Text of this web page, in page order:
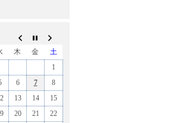
木 金
土
1
6 7
8
13 14
15
20 21
22